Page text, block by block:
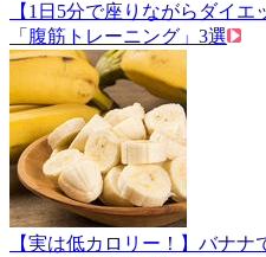
【1日5分で座りながらダイ
「腹筋トレーニング」3選
【実は低カロリー！】バナ